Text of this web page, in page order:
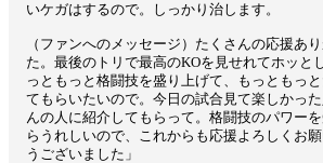
いケガはするので。しっかり治します。
（ファンへのメッセージ）たくさんの応援あ
た。最後のトリで最高のKOを見せれてホッと
っともっと格闘技を盛り上げて、もっともっ
てもらいたいので。今日の試合見て楽しかっ
んの人に紹介してもらって。格闘技のパワー
らうれしいので、これからも応援よろしくお
うございました」